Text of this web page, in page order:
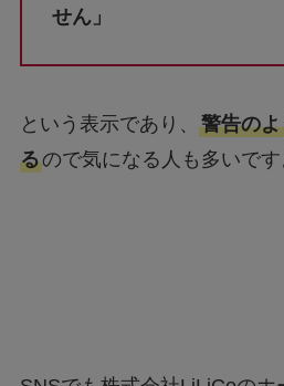
せん」
という表示であり、 警告の
るので気になる人も多いです